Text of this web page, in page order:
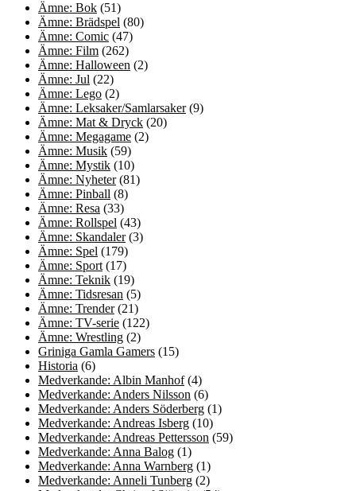
Ämne: Bok (51)
Ämne: Brädspel (80)
Ämne: Comic (47)
Ämne: Film (262)
Ämne: Halloween (2)
Ämne: Jul (22)
Ämne: Lego (2)
Ämne: Leksaker/Samlarsaker(9)
Ämne: Mat & Dryck (20)
Ämne: Megagame (2)
Ämne: Musik (59)
Ämne: Mystik (10)
Ämne: Nyheter(81)
Ämne: Pinball (8)
Ämne: Resa (33)
Ämne: Rollspel (43)
Ämne: Skandaler(3)
Ämne: Spel (179)
Ämne: Sport (17)
Ämne: Teknik (19)
Ämne: Tidsresan (5)
Ämne: Trender(21)
Ämne: TV-serie (122)
Ämne: Wrestling (2)
Griniga Gamla Gamers (15)
Historia (6)
Medverkande: Albin Manhof(4)
Medverkande: Anders Nilsson (6)
Medverkande: Anders Söderberg (1)
Medverkande: Andreas Isberg (10)
Medverkande: Andreas Pettersson (59)
Medverkande: Anna Balog (1)
Medverkande: Anna Warnberg (1)
Medverkande: Anneli Tunberg (2)